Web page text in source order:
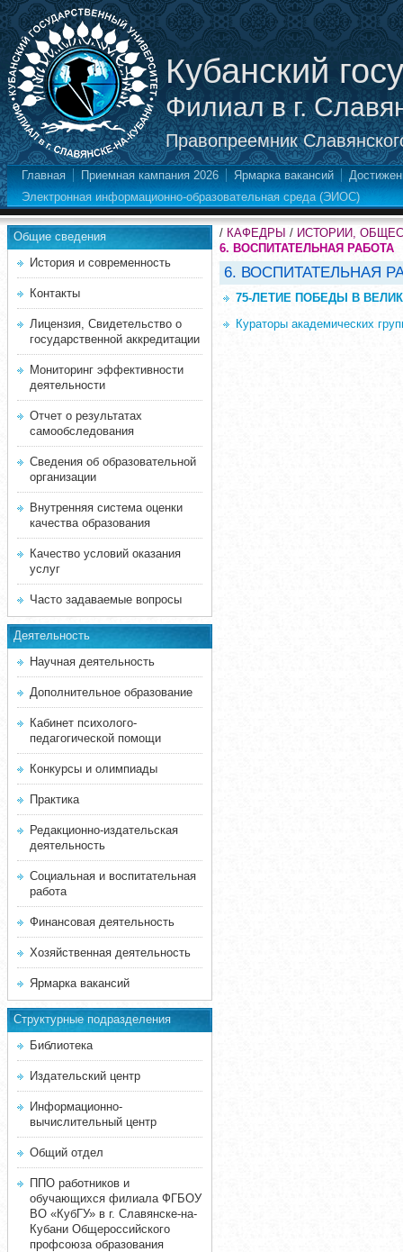
Кубанский
Филиал в г.
Правопреемник
Главная Приемная кампания 2026 Ярмарка вакансий
Электронная информационно-образовательная среда (ЭИОС)
Общие сведения
История и современность
Контакты
Лицензия, Свидетельство о
государственной аккредитации
Мониторинг эффективности
деятельности
Отчет о результатах
самообследования
Сведения об образовательной
организации
Внутренняя система оценки
качества образования
Качество условий оказания
услуг
Часто задаваемые вопросы
Деятельность
Научная деятельность
Дополнительное образование
Кабинет психолого-
педагогической помощи
Конкурсы и олимпиады
Практика
Редакционно-издательская
деятельность
Социальная и воспитательная
работа
Финансовая деятельность
Хозяйственная деятельность
Ярмарка вакансий
Структурные подразделения
Библиотека
Издательский центр
Информационно-
вычислительный центр
Общий отдел
ППО работников и
обучающихся филиала ФГБОУ
ВО «КубГУ» в г. Славянске-на-
Кубани Общероссийского
профсоюза образования
/ КАФЕДРЫ / ИСТОРИИ,
6. ВОСПИТАТЕЛЬНАЯ РАБОТА
6. ВОСПИТАТЕЛЬНАЯ
75-ЛЕТИЕ ПОБЕДЫ В
Кураторы академических